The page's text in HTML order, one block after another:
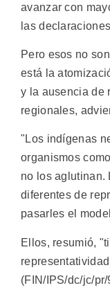
avanzar con
las
Pero esos no
está la
y la ausencia de
regionales,
"Los indígenas
organismos
no los aglutinan.
diferentes de
pasarles el
Ellos, resumió,
(FIN/IPS/dc/jc/pr/